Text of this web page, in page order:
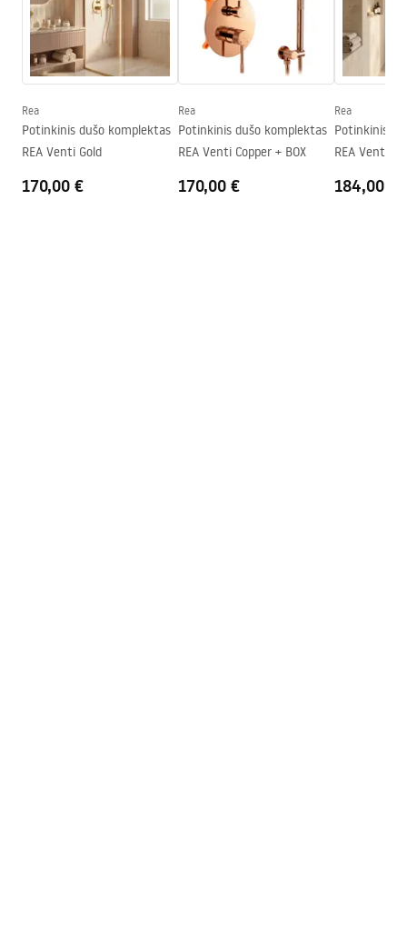
ant grindų
Aukštis (mm)
1900mm
Garantija
24 mėnesių
shower manual
shower manual.pdf
Rea
Potinkinis dušo komplektas
REA Venti Gold
170,00 €
Rea
Potinkinis dušo komplektas
REA Venti Copper + BOX
170,00 €
Rea
Potinkinis
REA Venti
184,00 €